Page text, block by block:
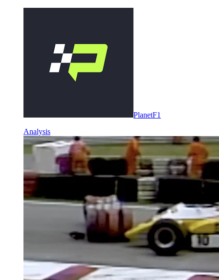
PlanetF1
Analysis